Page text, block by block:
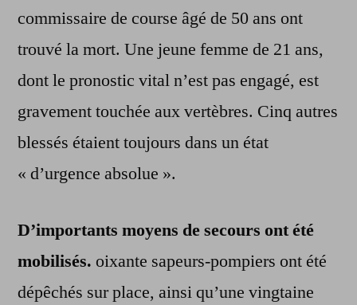
commissaire de course âgé de 50 ans ont
trouvé la mort. Une jeune femme de 21 ans,
dont le pronostic vital n’est pas engagé, est
gravement touchée aux vertèbres. Cinq autres
blessés étaient toujours dans un état
« d’urgence absolue ».
D’importants moyens de secours ont été
mobilisés. oixante sapeurs-pompiers ont été
dépêchés sur place, ainsi qu’une vingtaine